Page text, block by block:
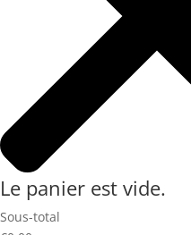
Le panier est vide.
Sous-total